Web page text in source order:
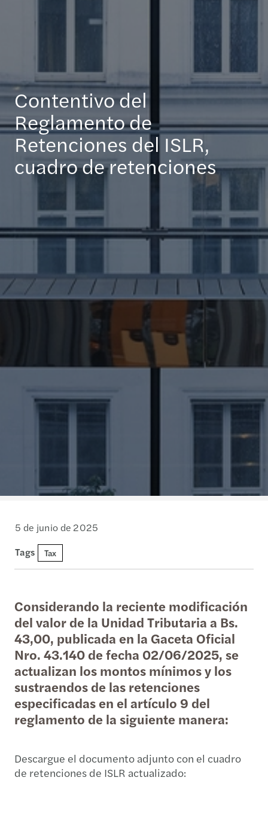
Contentivo del
Reglamento de
Retenciones del ISLR,
cuadro de retenciones
5 de junio de 2025
Tags
Tax
Considerando la reciente modificación
del valor de la Unidad Tributaria a Bs.
43,00, publicada en la Gaceta Oficial
Nro. 43.140 de fecha 02/06/2025, se
actualizan los montos mínimos y los
sustraendos de las retenciones
especificadas en el artículo 9 del
reglamento de la siguiente manera:
Descargue el documento adjunto con el cuadro
de retenciones de ISLR actualizado: